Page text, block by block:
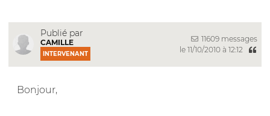
Publié par
CAMILLE
INTERVENANT
11609 messages
le 11/10/2010 à 12:12
Bonjour,